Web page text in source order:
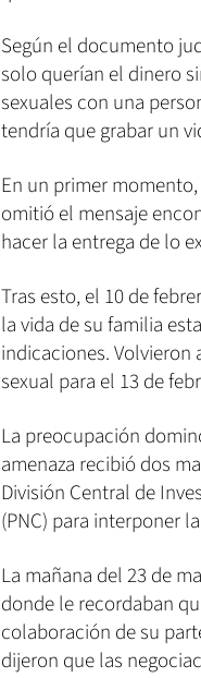
Según el documento
solo querían el dinero
sexuales con una
tendría que grabar un
En un primer
omitió el mensaje
hacer la entrega de lo
Tras esto, el 10 de
la vida de su familia
indicaciones. Volvieron
sexual para el 13 de
La preocupación
amenaza recibió dos
División Central de
(PNC) para interponer
La mañana del 23 de
donde le recordaban
colaboración de su
dijeron que las